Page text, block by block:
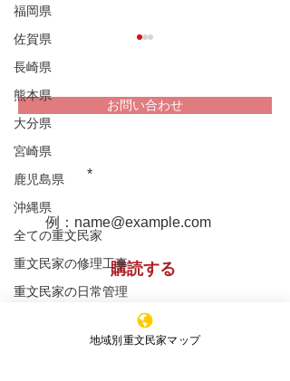
福岡県
佐賀県
長崎県
熊本県
大分県
宮崎県
鹿児島県
沖縄県
全ての重文民家
重文民家の修理工事
重文民家の日常管理
お問い合わせ
重文民家についての情報をお届け
します！
購読する
※購読登録により、当サイトからのメール送信に
地域別重文民家マップ